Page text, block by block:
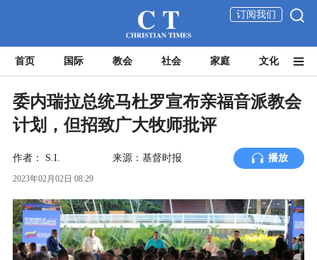
订阅我们
首页 国际 教会 社会 家庭 文化
委内瑞拉总统马杜罗宣布亲福音派教会
计划，但招致广大牧师批评
作者： S.I. 来源：基督时报 播放
2023年02月02日 08:29